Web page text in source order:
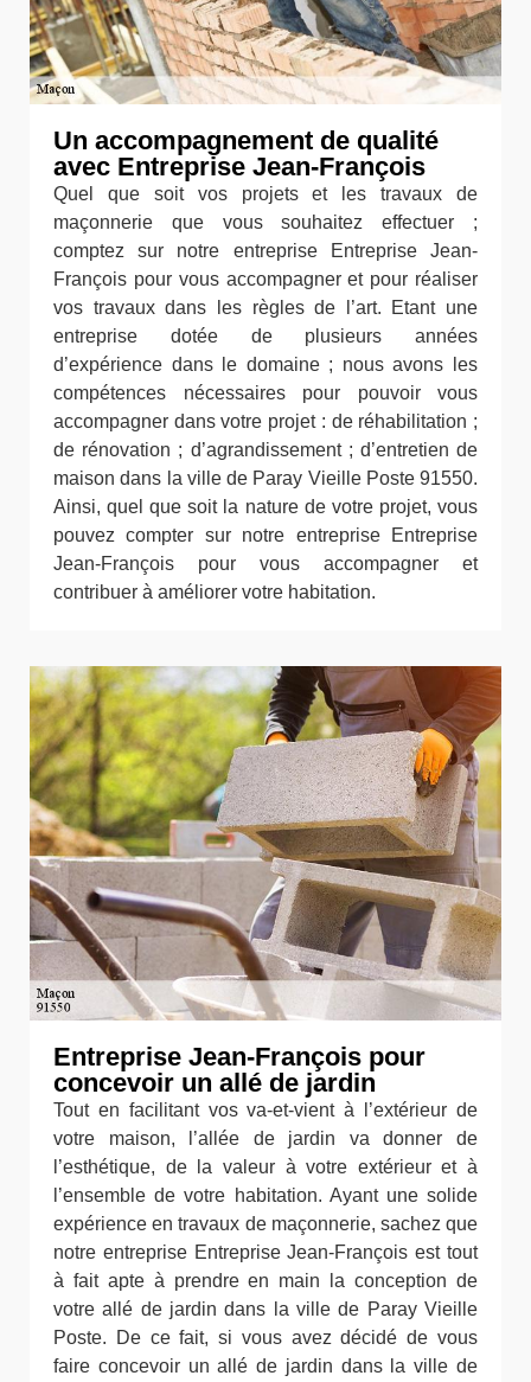
Un accompagnement de qualité
avec Entreprise Jean-François
Quel que soit vos projets et les travaux de
maçonnerie que vous souhaitez effectuer ;
comptez sur notre entreprise Entreprise Jean-
François pour vous accompagner et pour réaliser
vos travaux dans les règles de l’art. Etant une
entreprise dotée de plusieurs années
d’expérience dans le domaine ; nous avons les
compétences nécessaires pour pouvoir vous
accompagner dans votre projet : de réhabilitation ;
de rénovation ; d’agrandissement ; d’entretien de
maison dans la ville de Paray Vieille Poste 91550.
Ainsi, quel que soit la nature de votre projet, vous
pouvez compter sur notre entreprise Entreprise
Jean-François pour vous accompagner et
contribuer à améliorer votre habitation.
Entreprise Jean-François pour
concevoir un allé de jardin
Tout en facilitant vos va-et-vient à l’extérieur de
votre maison, l’allée de jardin va donner de
l’esthétique, de la valeur à votre extérieur et à
l’ensemble de votre habitation. Ayant une solide
expérience en travaux de maçonnerie, sachez que
notre entreprise Entreprise Jean-François est tout
à fait apte à prendre en main la conception de
votre allé de jardin dans la ville de Paray Vieille
Poste. De ce fait, si vous avez décidé de vous
faire concevoir un allé de jardin dans la ville de